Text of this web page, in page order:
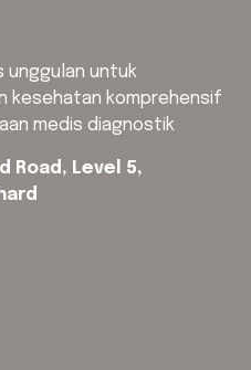
unggulan untuk
kesehatan komprehensif
medis diagnostik
Road, Level 5,